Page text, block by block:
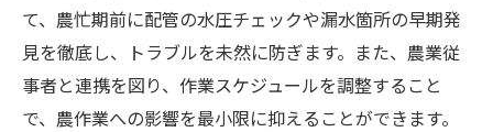
て、農忙期前に配管の水圧チェックや漏水箇所の早期発
見を徹底し、トラブルを未然に防ぎます。また、農業従
事者と連携を図り、作業スケジュールを調整すること
で、農作業への影響を最小限に抑えることができます。